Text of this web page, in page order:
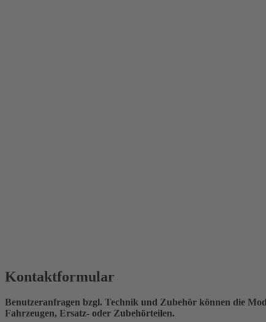
Kontaktformular
Benutzeranfragen bzgl. Technik und Zubehör können die
Fahrzeugen, Ersatz- oder Zubehörteilen.